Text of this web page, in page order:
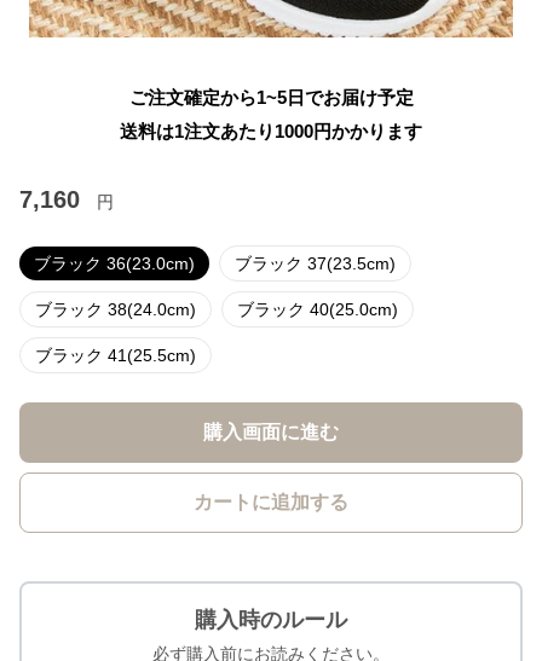
ご注文確定から1~5日でお届け予定
送料は1注文あたり 1000円かかります
7,160 円
ブラック 36(23.0cm) ブラック 37(23.5cm)
ブラック 38(24.0cm) ブラック 40(25.0cm)
ブラック 41(25.5cm)
購入画面に進む
カートに追加する
購入時のルール
必ず購入前にお読みください。